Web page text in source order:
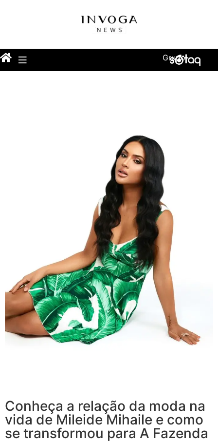
Grupo
Conheça a relação da moda na
vida de Mileide Mihaile e como
se transformou para A Fazenda